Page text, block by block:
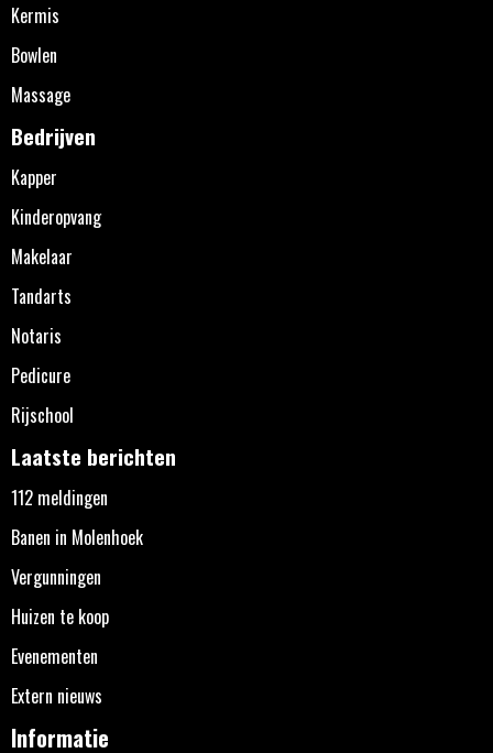
Kermis
Bowlen
Massage
Bedrijven
Kapper
Kinderopvang
Makelaar
Tandarts
Notaris
Pedicure
Rijschool
Laatste berichten
112 meldingen
Banen in Molenhoek
Vergunningen
Huizen te koop
Evenementen
Extern nieuws
Informatie